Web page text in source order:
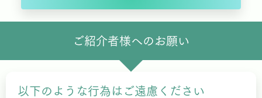
ご紹介者様へのお願い
以下のような行為はご遠慮ください